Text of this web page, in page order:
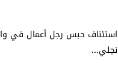
استئناف حبس رجل أعمال في
نجلي...